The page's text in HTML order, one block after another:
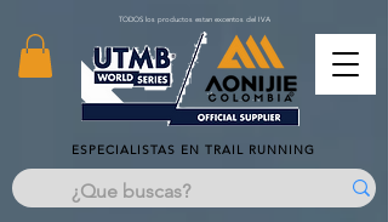
ESPECIALISTAS EN TRAIL RUNNING
TODOS los productos estan excentos del IVA